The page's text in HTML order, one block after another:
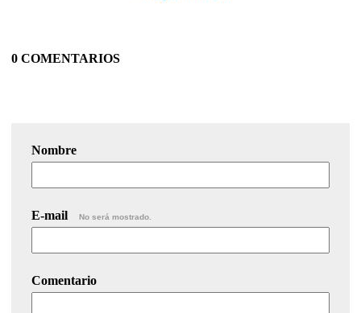
0 COMENTARIOS
Nombre
E-mail No será mostrado.
Comentario